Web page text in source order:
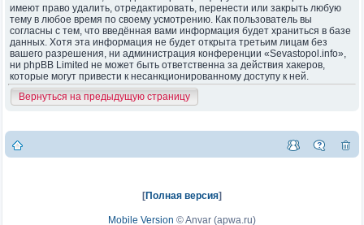
имеют право удалить, отредактировать, перенести или закрыть любую
тему в любое время по своему усмотрению. Как пользователь вы
согласны с тем, что введённая вами информация будет храниться в базе
данных. Хотя эта информация не будет открыта третьим лицам без
вашего разрешения, ни администрация конференции «Sevastopol.info»,
ни phpBB Limited не может быть ответственна за действия хакеров,
которые могут привести к несанкционированному доступу к ней.
Вернуться на предыдущую страницу
[Полная версия]
Mobile Version ©Anvar (apwa.ru)